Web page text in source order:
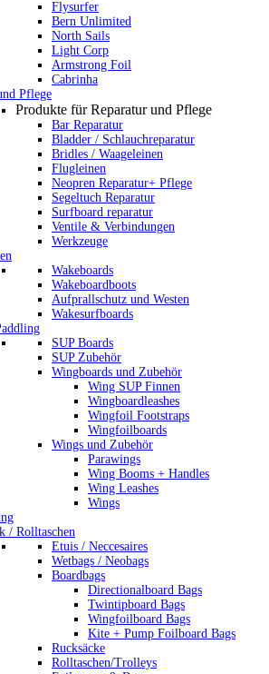
Flysurfer
Bern Unlimited
North Sails
Light Corp
Armstrong Foil
Cabrinha
Pflege
Produkte für Reparatur und Pflege
Bar Reparatur
Bladder / Schlauchreparatur
Bridles / Waageleinen
Flugleinen
Neopren Reparatur+ Pflege
Segeltuch Reparatur
Surfboard reparatur
Ventile & Verbindungen
Werkzeuge
Wakeboards
Wakeboardboots
Aufprallschutz und Westen
Wakesurfboards
SUP Boards
SUP Zubehör
Wingboards und Zubehör
Wing SUP Finnen
Wingboardleashes
Wingfoil Footstraps
Wingfoilboards
Wings und Zubehör
Parawings
Wing Booms + Handles
Wing Leashes
Wings
/ Rolltaschen
Etuis / Neccesaires
Wetbags / Neobags
Boardbags
Directionalboard Bags
Twintipboard Bags
Wingfoilboard Bags
Kite + Pump Foilboard Bags
Rucksäcke
Rolltaschen/Trolleys